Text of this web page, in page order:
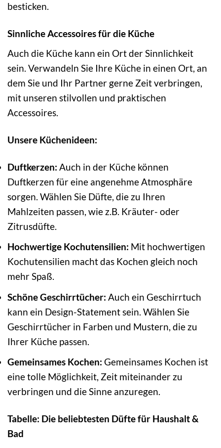
besticken.
Sinnliche Accessoires für die Küche
Auch die Küche kann ein Ort der Sinnlichkeit
sein. Verwandeln Sie Ihre Küche in einen Ort, an
dem Sie und Ihr Partner gerne Zeit verbringen,
mit unseren stilvollen und praktischen
Accessoires.
Unsere Küchenideen:
Duftkerzen: Auch in der Küche können
Duftkerzen für eine angenehme Atmosphäre
sorgen. Wählen Sie Düfte, die zu Ihren
Mahlzeiten passen, wie z.B. Kräuter- oder
Zitrusdüfte.
Hochwertige Kochutensilien: Mit hochwertigen
Kochutensilien macht das Kochen gleich noch
mehr Spaß.
Schöne Geschirrtücher: Auch ein Geschirrtuch
kann ein Design-Statement sein. Wählen Sie
Geschirrtücher in Farben und Mustern, die zu
Ihrer Küche passen.
Gemeinsames Kochen: Gemeinsames Kochen ist
eine tolle Möglichkeit, Zeit miteinander zu
verbringen und die Sinne anzuregen.
Tabelle: Die beliebtesten Düfte für Haushalt &
Bad